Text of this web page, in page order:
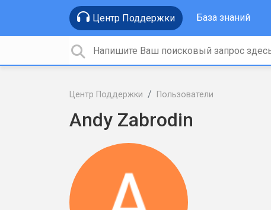
Центр Поддержки База знаний
Центр Поддержки Пользователи
Andy Zabrodin